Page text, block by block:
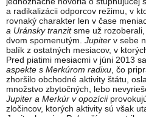
a radikalizácii odporcov režimu, v
rovnaký charakter len v čase
a Uránsky tranzitsme už
dvom spomenutým. Jupiter v sebe
balík z ostatných mesiacov, v
Pred piatimi mesiacmi v júni 2013
aspekte s Merkúrom radixu , čo
zhoršilo obchodné aktivity štátu,
množstvo zbytočných, lebo
Jupiter a Merkúr v opozícii
zločincov, ktorých aktivity sú však